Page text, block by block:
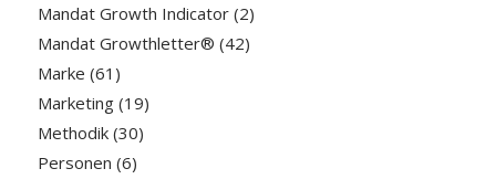
Mandat Growth Indicator(2)
Mandat Growthletter® (42)
Marke (61)
Marketing(19)
Methodik(30)
Personen (6)